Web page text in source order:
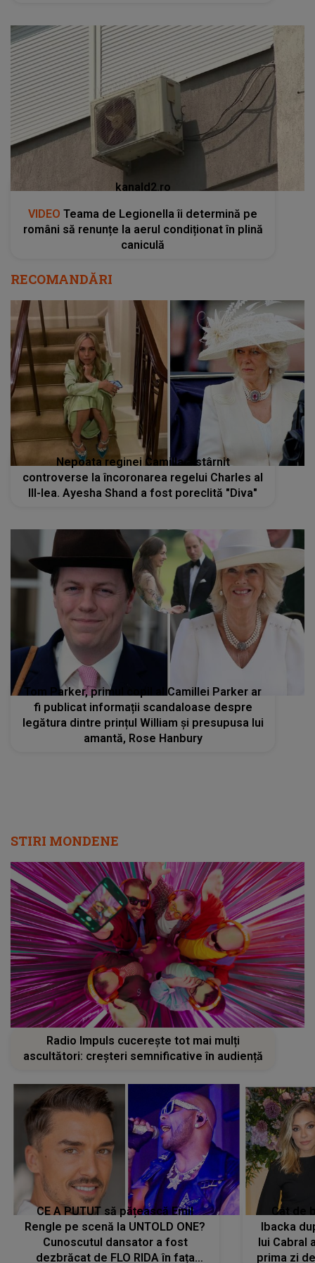
kanald2.ro
VIDEO Teama de Legionella îi determină pe
români să renunțe la aerul condiționat în plină
caniculă
RECOMANDĂRI
Nepoata reginei Camilla a stârnit
controverse la încoronarea regelui Charles al
III-lea. Ayesha Shand a fost poreclită "Diva"
Tom Parker, primul copil al Camillei Parker ar
fi publicat informații scandaloase despre
legătura dintre prințul William și presupusa lui
amantă, Rose Hanbury
STIRI MONDENE
Radio Impuls cucerește tot mai mulți
ascultători: creșteri semnificative în audiență
CE A PUTUT să pățească Emil
Rengle pe scenă la UNTOLD ONE?
Cunoscutul dansator a fost
dezbrăcat de FLO RIDA în fața
Cât de
Ibacka
lui Cabral
prima zi